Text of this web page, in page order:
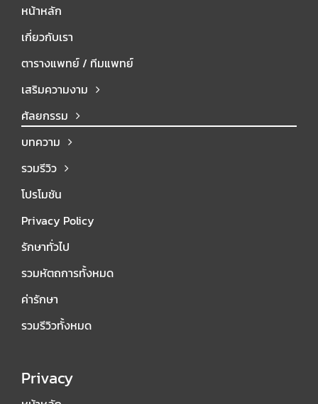
หน้าหลัก
เกี่ยวกับเรา
ตารางแพทย์ / ทีมแพทย์
เสริมความงาม
ศัลยกรรม
บทความ
รวมรีวิว
โปรโมชัน
Privacy Policy
รักษาทั่วไป
รวมหัตถการทั้งหมด
ค่ารักษา
รวมรีวิวทั้งหมด
Privacy